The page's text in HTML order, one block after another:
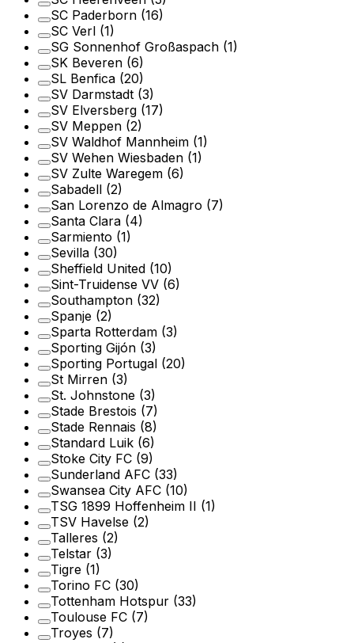
SC Paderborn (16)
SC Verl (1)
SG Sonnenhof Großaspach (1)
SK Beveren (6)
SL Benfica (20)
SV Darmstadt (3)
SV Elversberg (17)
SV Meppen (2)
SV Waldhof Mannheim (1)
SV Wehen Wiesbaden (1)
SV Zulte Waregem (6)
Sabadell (2)
San Lorenzo de Almagro (7)
Santa Clara (4)
Sarmiento (1)
Sevilla (30)
Sheffield United (10)
Sint-Truidense VV (6)
Southampton (32)
Spanje (2)
Sparta Rotterdam (3)
Sporting Gijón (3)
Sporting Portugal (20)
St Mirren (3)
St. Johnstone (3)
Stade Brestois (7)
Stade Rennais (8)
Standard Luik (6)
Stoke City FC (9)
Sunderland AFC (33)
Swansea City AFC (10)
TSG 1899 Hoffenheim II (1)
TSV Havelse (2)
Talleres (2)
Telstar (3)
Tigre (1)
Torino FC (30)
Tottenham Hotspur (33)
Toulouse FC (7)
Troyes (7)